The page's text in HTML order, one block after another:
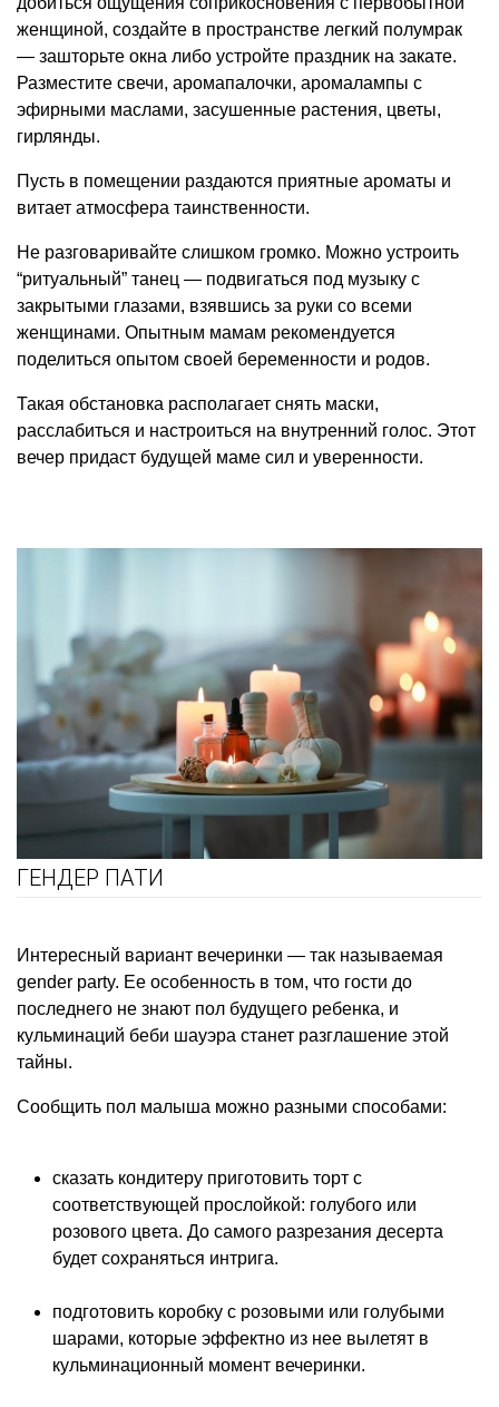
женщиной, создайте в пространстве легкий полумрак
— зашторьте окна либо устройте праздник на закате.
Разместите свечи, аромапалочки, аромалампы с
эфирными маслами, засушенные растения, цветы,
гирлянды.
Пусть в помещении раздаются приятные ароматы и
витает атмосфера таинственности.
Не разговаривайте слишком громко. Можно устроить
“ритуальный” танец — подвигаться под музыку с
закрытыми глазами, взявшись за руки со всеми
женщинами. Опытным мамам рекомендуется
поделиться опытом своей беременности и родов.
Такая обстановка располагает снять маски,
расслабиться и настроиться на внутренний голос. Этот
вечер придаст будущей маме сил и уверенности.
ГЕНДЕР ПАТИ
Интересный вариант вечеринки — так называемая
gender party. Ее особенность в том, что гости до
последнего не знают пол будущего ребенка, и
кульминаций беби шауэра станет разглашение этой
тайны.
Сообщить пол малыша можно разными способами:
сказать кондитеру приготовить торт с
соответствующей прослойкой: голубого или
розового цвета. До самого разрезания десерта
будет сохраняться интрига.
подготовить коробку с розовыми или голубыми
шарами, которые эффектно из нее вылетят в
кульминационный момент вечеринки.